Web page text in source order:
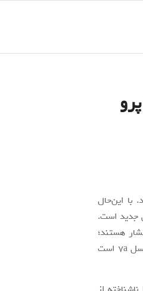
گوشی جدید گوگل با طراحی مشابه پیکسل ۷ پرو
شدند. با این‌حال
تولید 2 دستگاه پیکسلی جدید است.
هستند؛
معرفی نشود. دستگاه دوم پیکسل 7a است